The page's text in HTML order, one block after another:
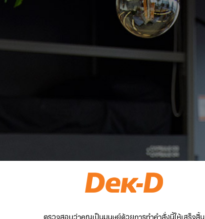
ตรวจสอบว่าคุณเป็นมนุษย์ด้วยการทำคำสั่งนี้ให้เสร็จสิ้น